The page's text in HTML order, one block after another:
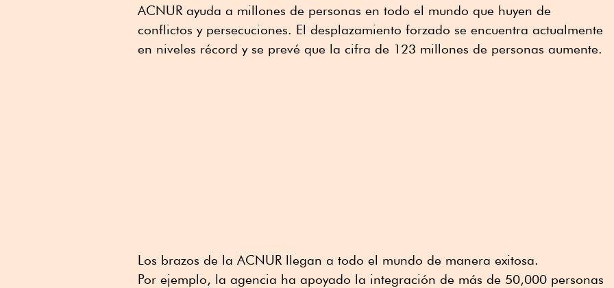
ACNUR ayuda a millones de personas en todo el mundo que huyen de
conflictos y persecuciones. El desplazamiento forzado se encuentra actualmente
en niveles récord y se prevé que la cifra de 123 millones de personas aumente.
Los brazos de la ACNUR llegan a todo el mundo de manera exitosa.
Por ejemplo, la agencia ha apoyado la integración de más de 50,000 personas